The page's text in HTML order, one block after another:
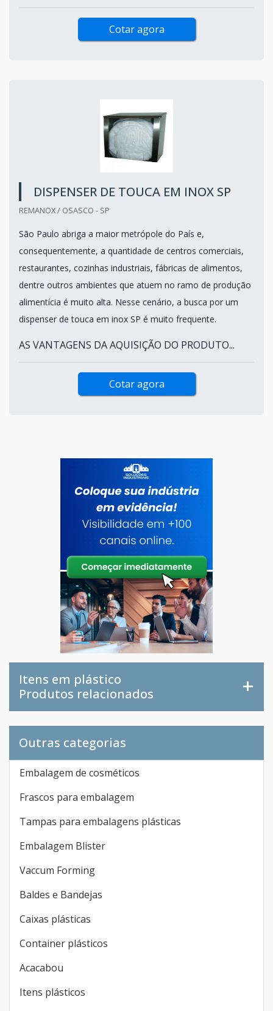
Cotar agora
DISPENSER DE TOUCA EM INOX SP
REMANOX / OSASCO - SP
São Paulo abriga a maior metrópole do País e,
consequentemente, a quantidade de centros comerciais,
restaurantes, cozinhas industriais, fábricas de alimentos,
dentre outros ambientes que atuem no ramo de produção
alimentícia é muito alta. Nesse cenário, a busca por um
dispenser de touca em inox SP é muito frequente.
AS VANTAGENS DA AQUISIÇÃO DO PRODUTO...
Cotar agora
Itens em plástico
Produtos relacionados
Outras categorias
Embalagem de cosméticos
Frascos para embalagem
Tampas para embalagens plásticas
Embalagem Blister
Vaccum Forming
Baldes e Bandejas
Caixas plásticas
Container plásticos
Acacabou
Itens plásticos